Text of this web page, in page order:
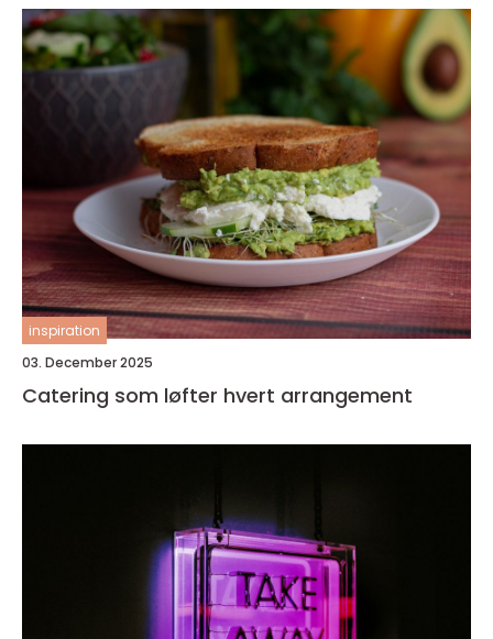
inspiration
03. December 2025
Catering som løfter hvert arrangement